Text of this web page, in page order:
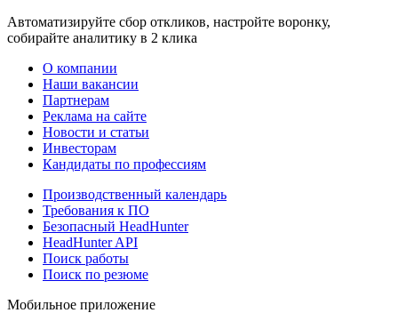
Автоматизируйте сбор откликов, настройте воронку,
собирайте аналитику в 2 клика
О компании
Наши вакансии
Партнерам
Реклама на сайте
Новости и статьи
Инвесторам
Кандидаты по профессиям
Производственный календарь
Требования к ПО
Безопасный HeadHunter
HeadHunter API
Поиск работы
Поиск по резюме
Мобильное приложение